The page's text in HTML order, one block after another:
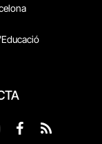
Facebook
RSS